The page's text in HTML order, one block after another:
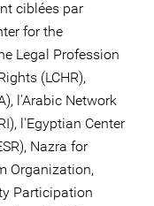
ciblées par
for the
Legal Profession
(LCHR),
l'Arabic Network
l'Egyptian Center
Nazra for
Organization,
Participation